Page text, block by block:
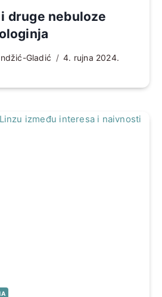
i druge nebuloze
Gladić 4. rujna 2024.